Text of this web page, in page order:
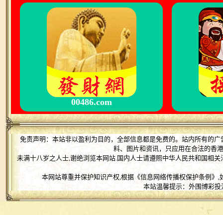
00486.com
免责声明：本站非以盈利为目的，全部信息都是免费的。站内所有的
料、图片和资讯，只应用在合法的香
未满十八岁之人士,谢绝浏览本网站.国内人士请遵照中华人民共和国相
本网站尊重并保护知识产权,根据《信息网络传播权保护条例
本站温馨提示：外围博彩